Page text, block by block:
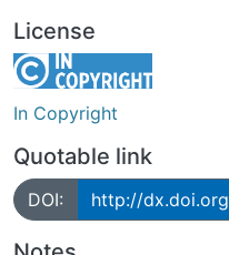
License
In Copyright
Quotable link
DOI: http://